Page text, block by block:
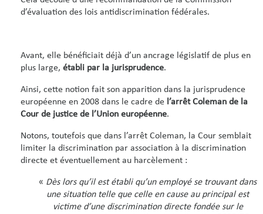
d’évaluation des lois antidiscrimination fédérales.
Avant, elle bénéficiait déjà d’un ancrage législatif de plus en
plus large, établi par la jurisprudence.
Ainsi, cette notion fait son apparition dans la jurisprudence
européenne en 2008 dans le cadre de l’arrêt Coleman de la
Cour de justice de l’Union européenne.
Notons, toutefois que dans l’arrêt Coleman, la Cour semblait
limiter la discrimination par association à la discrimination
directe et éventuellement au harcèlement :
« Dès lors qu’il est établi qu’un employé se trouvant dans
une situation telle que celle en cause au principal est
victime d’une discrimination directe fondée sur le